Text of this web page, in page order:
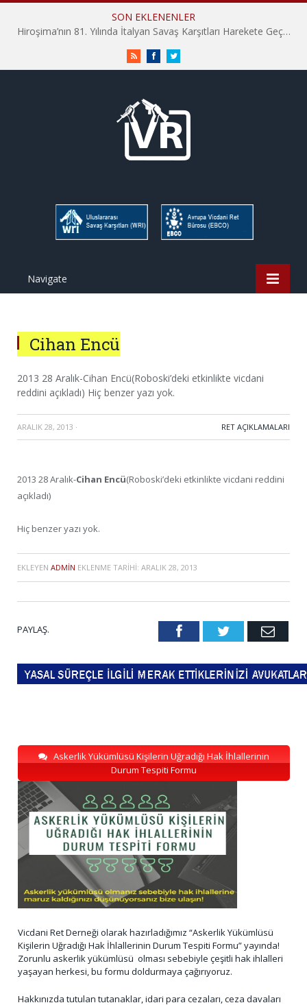
SON EKLENENLER
Hiroşima’nın 81. Yılında İtalyan Savaş Karşıtları Harekete Geçti: “Hatırlamak yeterli değil”
RSS FacebookTwitter
Navigate
Cihan Encü
2013 28 Aralık-Cihan Encü(Roboski’deki etkinlikte vicdani
reddini açıkladı) Hiç benzer yazı yok.
ARALIK 28, 2013 · RET AÇIKLAMALARI
2013 28 Aralık-Cihan Encü(Roboski’deki etkinlikte vicdani reddini
açıkladı)
Hiç benzer yazı yok.
EKLEYEN ADMIN EKLENME TARIHI: ARALIK 28, 2013
PAYLAŞ. FacebookTwitter Email
Askerlik Yükümlüsü Kişilerin Uğradığı Hak İhlallerinin
Durum Tespiti Formu
Vicdani Ret Derneği olarak hazırladığımız “Askerlik Yükümlüsü
Kişilerin Uğradığı Hak İhlallerinin Durum Tespiti Formu” yayında!
Zorunlu askerlik yükümlüsü olması sebebiyle çeşitli hak ihlalleri
yaşayan herkesi, bu formu doldurmaya çağırıyoruz.
Hakkınızda tutulan tutanaklar, idari para cezaları, ceza davaları